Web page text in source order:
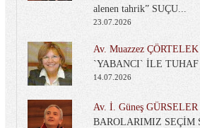
alenen tahrik” SUÇU...
23.07.2026
Av. Muazzez ÇÖRTELEK
`YABANCI` İLE
14.07.2026
Av. İ. Güneş GÜRSELER
BAROLARIMIZ SEÇİM